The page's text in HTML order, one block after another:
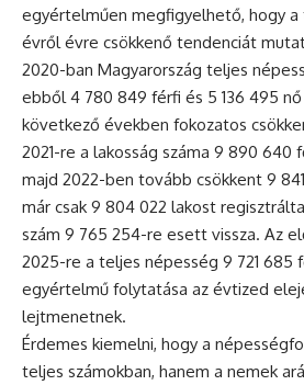
egyértelműen megfigyelhető, hogy a
évről évre csökkenő tendenciát
2020-ban Magyarország teljes
ebből 4 780 849 férfi és 5 136 495
következő években fokozatos
2021-re a lakosság száma 9 890 640
majd 2022-ben tovább csökkent 9
már csak 9 804 022 lakost
szám 9 765 254-re esett vissza. Az
2025-re a teljes népesség 9 721 685
egyértelmű folytatása az évtized
lejtmenetnek.
Érdemes kiemelni, hogy a
teljes számokban, hanem a nemek